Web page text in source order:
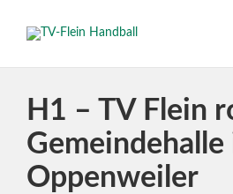
H1 – TV Flein
Gemeindehalle
Oppenweiler